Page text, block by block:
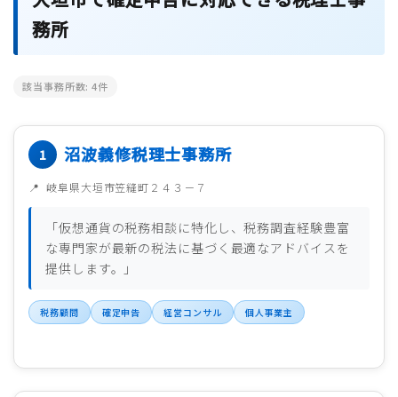
務所
該当事務所数:4件
沼波義修税理士事務所
岐阜県大垣市笠縫町２４３－７
「仮想通貨の税務相談に特化し、税務調査経験豊富
な専門家が最新の税法に基づく最適なアドバイスを
提供します。」
税務顧問 確定申告 経営コンサル 個人事業主